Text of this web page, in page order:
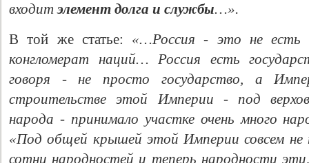
входитэлемент долга и службы…».
В той же статье: «…Россия - это не есть
конгломерат наций… Россия есть
говоря - не просто государство, а
строительстве этой Империи - под
народа - принимало участке очень много
«Под общей крышей этой Империи совсем не
сотни народностей и теперь народности